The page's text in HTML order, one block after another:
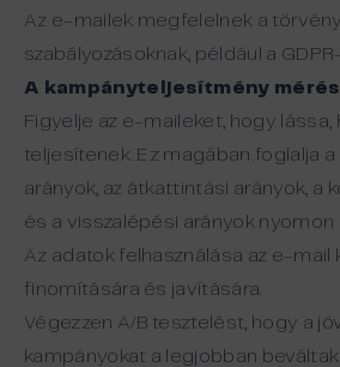
Az e-mailek megfelelnek a
szabályozásoknak, például a
A kampányteljesítmény
Figyelje az e-maileket, hogy lássa,
teljesítenek. Ez magában foglalja
arányok, az átkattintási arányok, a
és a visszalépési arányok nyomon
Az adatok felhasználása az e-mail
finomítására és javítására.
Végezzen A/B tesztelést, hogy a
kampányokat a legjobban